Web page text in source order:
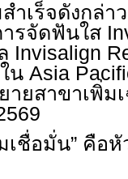
ำเร็จดังกล่า
รจัดฟันใส
Invisalign
น Asia
ายสาขาเพิ่ม
เชื่อมั่น” คือ